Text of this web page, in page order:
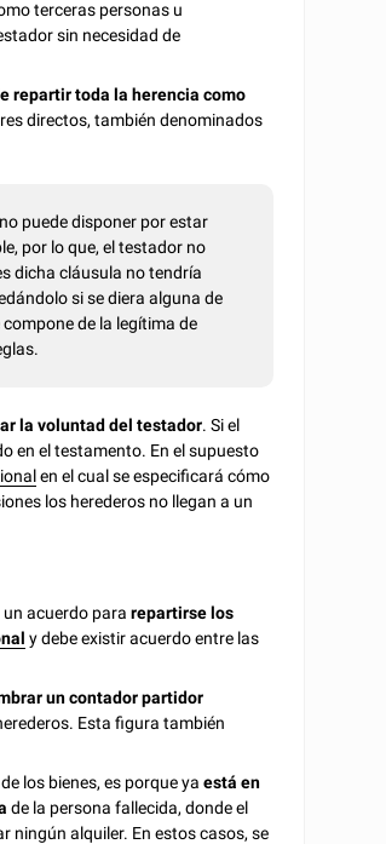
terceras personas u
sin necesidad de
repartir toda la herencia como
directos, también denominados
puede disponer por estar
por lo que, el testador no
dicha cláusula no tendría
si se diera alguna de
de la legítima de
la voluntad del testador. Si el
en el testamento. En el supuesto
en el cual se especificará cómo
los herederos no llegan a un
un acuerdo pararepartirse los
y debe existir acuerdo entre las
un contador partidor
Esta figura también
los bienes, es porque yaestá en
de la persona fallecida, donde el
ningún alquiler. En estos casos, se